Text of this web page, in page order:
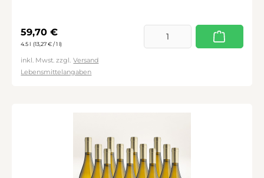
Regulärer Preis:
59,70 €
4.5 l (13,27 € / 1 l)
inkl. Mwst. zzgl. Versand
Lebensmittelangaben